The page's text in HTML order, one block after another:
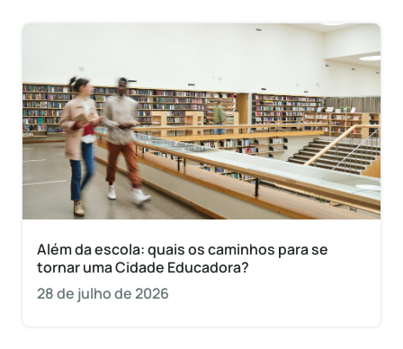
Além da escola: quais os caminhos para se
tornar uma Cidade Educadora?
28 de julho de 2026